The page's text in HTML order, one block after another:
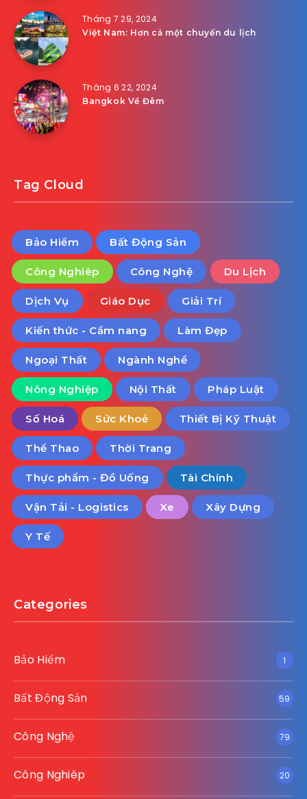
Tháng 7 29, 2024
Việt Nam: Hơn cả một chuyến du lịch
Tháng 6 22, 2024
Bangkok Về Đêm
Tag Cloud
Bảo Hiểm Bất Động Sản
Công Nghiêp Công Nghệ Du Lịch
Dịch Vụ Giáo Dục Giải Trí
Kiến thức - Cẩm nang Làm Đẹp
Ngoại Thất Ngành Nghề
Nông Nghiệp Nội Thất Pháp Luật
Số Hoá Sức Khoẻ Thiết Bị Kỹ Thuật
Thể Thao Thời Trang
Thực phẩm - Đồ Uống Tài Chính
Vận Tải - Logistics Xe Xây Dựng
Y Tế
Categories
Bảo Hiểm 1
Bất Động Sản 59
Công Nghệ 79
Công Nghiêp 20